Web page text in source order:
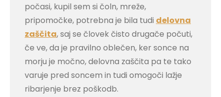
počasi, kupil sem si čoln, mreže,
pripomočke, potrebna je bila tudi delovna
zaščita, saj se človek čisto drugače počuti,
če ve, da je pravilno oblečen, ker sonce na
morju je močno, delovna zaščita pa te tako
varuje pred soncem in tudi omogoči lažje
ribarjenje brez poškodb.